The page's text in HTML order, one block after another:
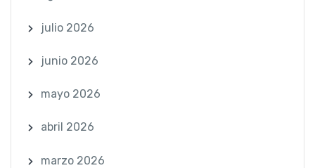
julio 2026
junio 2026
mayo 2026
abril 2026
marzo 2026